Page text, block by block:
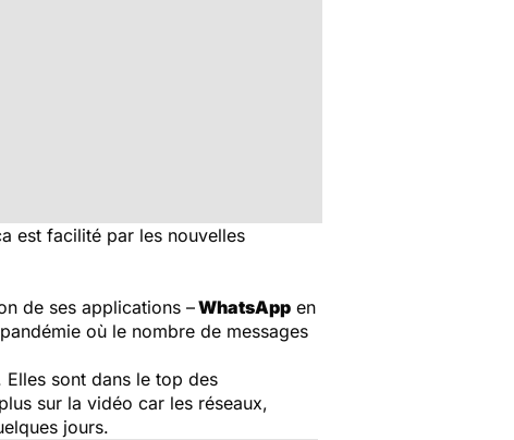
est facilité par les nouvelles
de ses applications –WhatsApp en
où le nombre de messages
sont dans le top des
sur la vidéo car les réseaux,
jours.